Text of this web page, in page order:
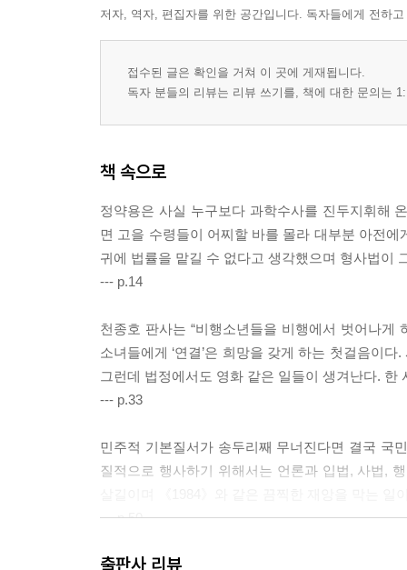
저자, 역자, 편집자를 위한 공간입니다. 독자들에게 전하
접수된 글은 확인을 거쳐 이 곳에 게재됩니다.
독자 분들의 리뷰는 리뷰 쓰기를, 책에 대한 문의는
책 속으로
정약용은 사실 누구보다 과학수사를 진두지휘해
면 고을 수령들이 어찌할 바를 몰라 대부분 아전
귀에 법률을 맡길 수 없다고 생각했으며 형사법이
--- p.14
천종호 판사는 “비행소년들을 비행에서 벗어나
소녀들에게 ‘연결’은 희망을 갖게 하는 첫걸음이
그런데 법정에서도 영화 같은 일들이 생겨난다.
--- p.33
민주적 기본질서가 송두리째 무너진다면 결국 국
질적으로 행사하기 위해서는 언론과 입법, 사법,
--- p.50
자유로운 영혼을 가진 도스토옙스키에게 자유가
출판사 리뷰